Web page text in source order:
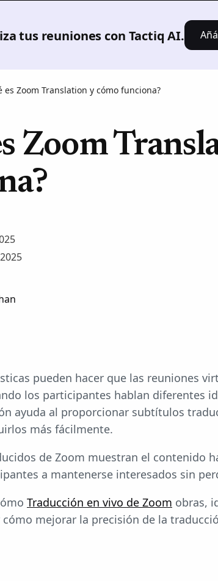
tus reuniones con Tactiq AI.
Fijación
es Zoom Translation y cómo funciona?
Zoom
pueden hacer que las reuniones
los participantes hablan diferentes
ayuda al proporcionar subtítulos
más fácilmente.
de Zoom muestran el contenido
a mantenerse interesados sin
Traducción en vivo de Zoom obras,
mejorar la precisión de la